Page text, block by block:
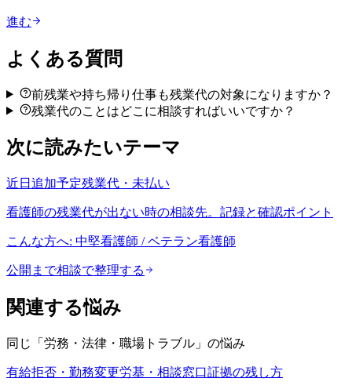
進む
よくある質問
前残業や持ち帰り仕事も残業代の対象になりますか？
残業代のことはどこに相談すればいいですか？
次に読みたいテーマ
近日追加予定残業代・未払い
看護師の残業代が出ない時の相談先。記録と確認ポイント
こんな方へ: 中堅看護師 / ベテラン看護師
公開まで相談で整理する
関連する悩み
同じ「 労務・法律・職場トラブル 」の悩み
有給拒否・勤務変更労基・相談窓口証拠の残し方